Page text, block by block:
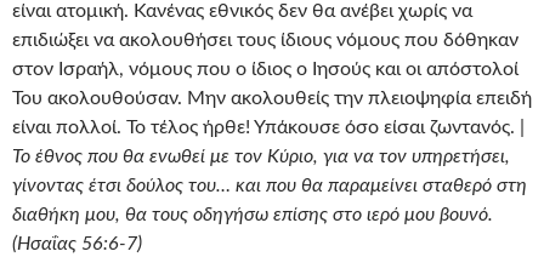
είναι ατομική. Κανένας εθνικός δεν θα ανέβει χωρίς να
επιδιώξει να ακολουθήσει τους ίδιους νόμους που δόθηκαν
στον Ισραήλ, νόμους που ο ίδιος ο Ιησούς και οι απόστολοί
Του ακολουθούσαν. Μην ακολουθείς την πλειοψηφία επειδή
είναι πολλοί. Το τέλος ήρθε! Υπάκουσε όσο είσαι ζωντανός. |
Το έθνος που θα ενωθεί με τον Κύριο, για να τον υπηρετήσει,
γίνοντας έτσι δούλος του… και που θα παραμείνει σταθερό στη
διαθήκη μου, θα τους οδηγήσω επίσης στο ιερό μου βουνό.
(Ησαΐας 56:6-7)